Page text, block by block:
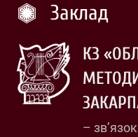
Заклад
КЗ
–